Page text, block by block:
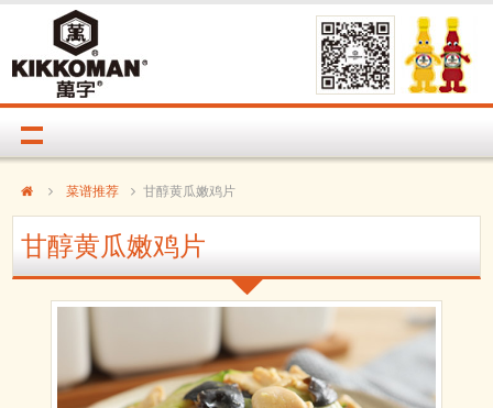
菜谱推荐 甘醇黄瓜嫩鸡片
甘醇黄瓜嫩鸡片